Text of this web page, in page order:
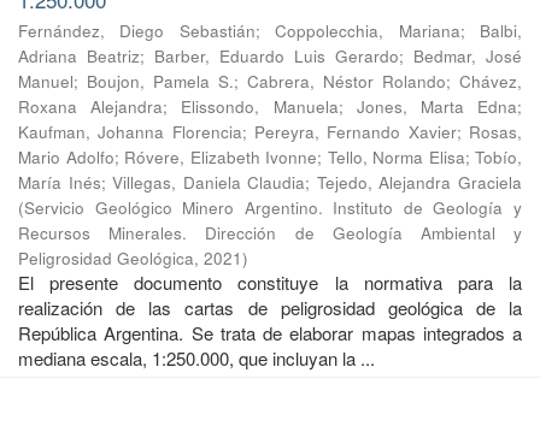
Fernández, Diego Sebastián;Coppolecchia, Mariana; Balbi,
Adriana Beatriz; Barber, Eduardo Luis Gerardo; Bedmar, José
Manuel; Boujon, Pamela S.; Cabrera, Néstor Rolando; Chávez,
Roxana Alejandra; Elissondo, Manuela; Jones, Marta Edna;
Kaufman, Johanna Florencia; Pereyra, Fernando Xavier; Rosas,
Mario Adolfo; Róvere, Elizabeth Ivonne; Tello, Norma Elisa; Tobío,
María Inés;Villegas, Daniela Claudia; Tejedo, Alejandra Graciela
(Servicio Geológico Minero Argentino. Instituto de Geología y
Recursos Minerales. Dirección de Geología Ambiental y
Peligrosidad Geológica, 2021)
El presente documento constituye la normativa para la
realización de las cartas de peligrosidad geológica de la
República Argentina. Se trata de elaborar mapas integrados a
mediana escala, 1:250.000, que incluyan la ...